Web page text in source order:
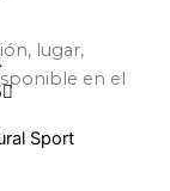
Sport
lugar,
en el